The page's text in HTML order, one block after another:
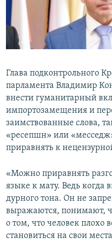
ПОБЕДИТЕЛЕЙ НЕ СУДЯТ?
КРЫМ.НЕПОКОРЕННЫЙ
ELIFBE
ПРИСОЕДИНЯЙТЕСЬ!
Все сайты RFE/RL
Глава подконтрольного
парламента Владимир
внести гуманитарный
импортозамещения и
заимствованные слова,
«ресепшн» или
приравнять к
«Можно приравнять
языке к мату. Ведь когда
дурного тона. Он не
выражаются, понимают,
о том, что человек плохо
становиться на свои